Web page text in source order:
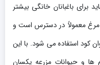
برای باغبانان خانگی بیشتر
مرغ معمولاً در دسترس است و
کود استفاده می شود. با این
و حیوانات مزرعه یکسان